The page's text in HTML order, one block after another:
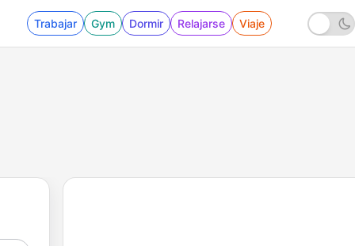
Trabajar Gym Dormir Relajarse Viaje